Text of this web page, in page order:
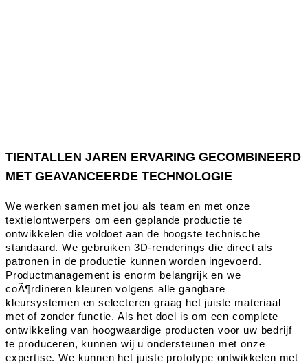
TIENTALLEN JAREN ERVARING GECOMBINEERD
MET GEAVANCEERDE TECHNOLOGIE
We werken samen met jou als team en met onze
textielontwerpers om een geplande productie te
ontwikkelen die voldoet aan de hoogste technische
standaard. We gebruiken 3D-renderings die direct als
patronen in de productie kunnen worden ingevoerd.
Productmanagement is enorm belangrijk en we
coÃ¶rdineren kleuren volgens alle gangbare
kleursystemen en selecteren graag het juiste materiaal
met of zonder functie. Als het doel is om een complete
ontwikkeling van hoogwaardige producten voor uw bedrijf
te produceren, kunnen wij u ondersteunen met onze
expertise. We kunnen het juiste prototype ontwikkelen met